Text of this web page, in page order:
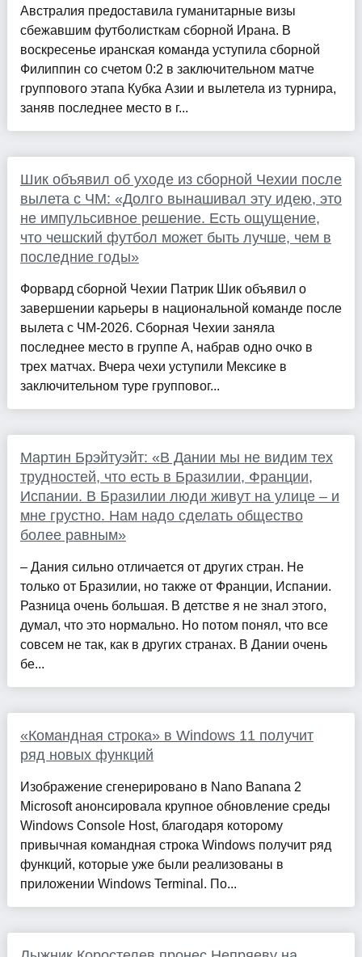
Австралия предоставила гуманитарные визы
сбежавшим футболисткам сборной Ирана. В
воскресенье иранская команда уступила сборной
Филиппин со счетом 0:2 в заключительном матче
группового этапа Кубка Азии и вылетела из турнира,
заняв последнее место в г...
Шик объявил об уходе из сборной Чехии после
вылета с ЧМ: «Долго вынашивал эту идею, это
не импульсивное решение. Есть ощущение,
что чешский футбол может быть лучше, чем в
последние годы»
Форвард сборной Чехии Патрик Шик объявил о
завершении карьеры в национальной команде после
вылета с ЧМ-2026. Сборная Чехии заняла
последнее место в группе A, набрав одно очко в
трех матчах. Вчера чехи уступили Мексике в
заключительном туре групповог...
Мартин Брэйтуэйт: «В Дании мы не видим тех
трудностей, что есть в Бразилии, Франции,
Испании. В Бразилии люди живут на улице – и
мне грустно. Нам надо сделать общество
более равным»
– Дания сильно отличается от других стран. Не
только от Бразилии, но также от Франции, Испании.
Разница очень большая. В детстве я не знал этого,
думал, что это нормально. Но потом понял, что все
совсем не так, как в других странах. В Дании очень
бе...
«Командная строка» в Windows 11 получит
ряд новых функций
Изображение сгенерировано в Nano Banana 2
Microsoft анонсировала крупное обновление среды
Windows Console Host, благодаря которому
привычная командная строка Windows получит ряд
функций, которые уже были реализованы в
приложении Windows Terminal. По...